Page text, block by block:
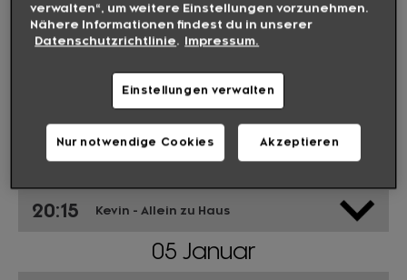
Samstags und Sonntags um 20:15 Uhr
DIESEN MONAT AUF
WARNER TV
04 Januar
20:15 Kevin - Allein zu Haus
05 Januar
verwalten“, um weitere Einstellungen vorzunehmen.
Nähere Informationen findest du in unserer
Datenschutzrichtlinie. Impressum.
Einstellungen verwalten
Nur notwendige Cookies Akzeptieren